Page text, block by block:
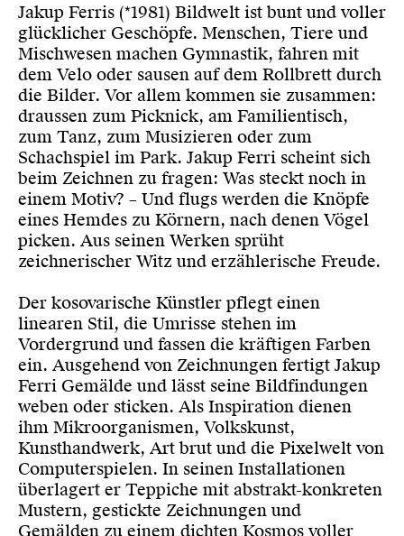
Jakup Ferris (*1981) Bildwelt ist bunt und voller
glücklicher Geschöpfe. Menschen, Tiere und
Mischwesen machen Gymnastik, fahren mit
dem Velo oder sausen auf dem Rollbrett durch
die Bilder. Vor allem kommen sie zusammen:
draussen zum Picknick, am Familientisch,
zum Tanz, zum Musizieren oder zum
Schachspiel im Park. Jakup Ferri scheint sich
beim Zeichnen zu fragen: Was steckt noch in
einem Motiv? – Und flugs werden die Knöpfe
eines Hemdes zu Körnern, nach denen Vögel
picken. Aus seinen Werken sprüht
zeichnerischer Witz und erzählerische Freude.
Der kosovarische Künstler pflegt einen
linearen Stil, die Umrisse stehen im
Vordergrund und fassen die kräftigen Farben
ein. Ausgehend von Zeichnungen fertigt Jakup
Ferri Gemälde und lässt seine Bildfindungen
weben oder sticken. Als Inspiration dienen
ihm Mikroorganismen, Volkskunst,
Kunsthandwerk, Art brut und die Pixelwelt von
Computerspielen. In seinen Installationen
überlagert er Teppiche mit abstrakt-konkreten
Mustern, gestickte Zeichnungen und
Gemälden zu einem dichten Kosmos voller